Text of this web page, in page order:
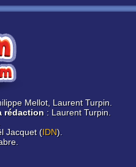
Mellot, Laurent Turpin.
rédaction : Laurent Turpin.
Jacquet (IDN).